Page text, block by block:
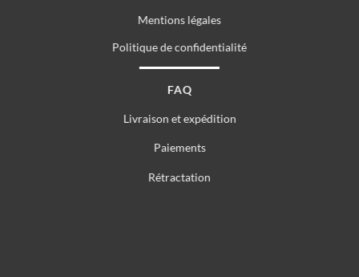
Mentions légales
Politique de confidentialité
FAQ
Livraison et expédition
Paiements
Rétractation